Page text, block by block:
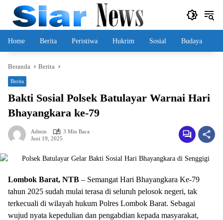
Langsung
konten
Home Berita Peristiwa Hukrim Sosial Budaya
Beranda Berita
Berita
Bakti Sosial Polsek Batulayar Warnai Hari
Bhayangkara ke-79
Admin
3 Min Baca
Juni 19, 2025
Lombok Barat, NTB – Semangat Hari Bhayangkara Ke-79
tahun 2025 sudah mulai terasa di seluruh pelosok negeri, tak
terkecuali di wilayah hukum Polres Lombok Barat. Sebagai
wujud nyata kepedulian dan pengabdian kepada masyarakat,